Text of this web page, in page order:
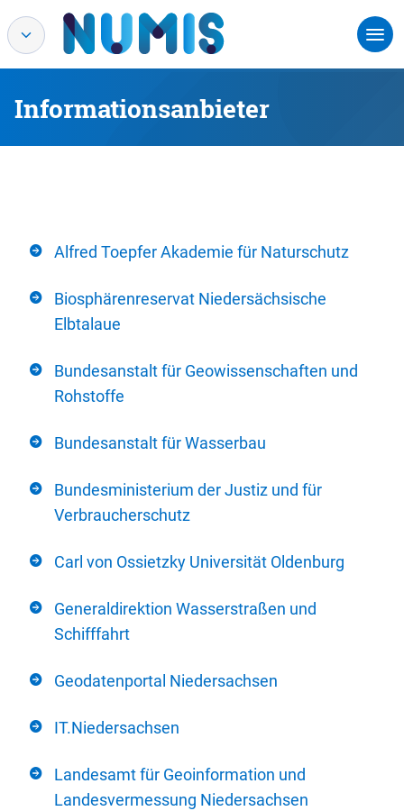
Informationsanbieter
Alfred Toepfer Akademie für Naturschutz
Biosphärenreservat Niedersächsische
Elbtalaue
Bundesanstalt für Geowissenschaften und
Rohstoffe
Bundesanstalt für Wasserbau
Bundesministerium der Justiz und für
Verbraucherschutz
Carl von Ossietzky Universität Oldenburg
Generaldirektion Wasserstraßen und
Schifffahrt
Geodatenportal Niedersachsen
IT.Niedersachsen
Landesamt für Geoinformation und
Landesvermessung Niedersachsen